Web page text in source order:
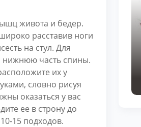
живота и бедер.
расставив ноги
на стул. Для
нижнюю часть спины.
их у
словно рисуя
оказаться у вас
ее в строну до
15 подходов.